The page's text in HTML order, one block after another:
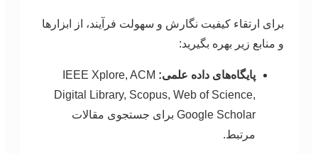
برای ارتقاء کیفیت نگارش و سهولت فرآیند، از ابزارها
و منابع زیر بهره بگیرید:
پایگاه‌های داده علمی: IEEE Xplore, ACM
Digital Library, Scopus, Web of Science,
Google Scholar برای جستجوی مقالات
مرتبط.